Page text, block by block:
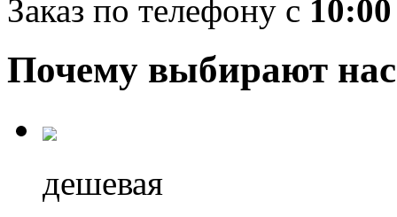
Заказ по телефону с 10:00
Почему выбирают нас
дешевая